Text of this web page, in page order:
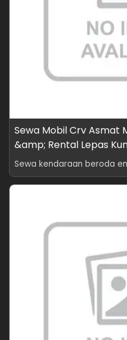
Sewa Mobil Crv Asmat
&amp; Rental Lepas
Sewa kendaraan beroda